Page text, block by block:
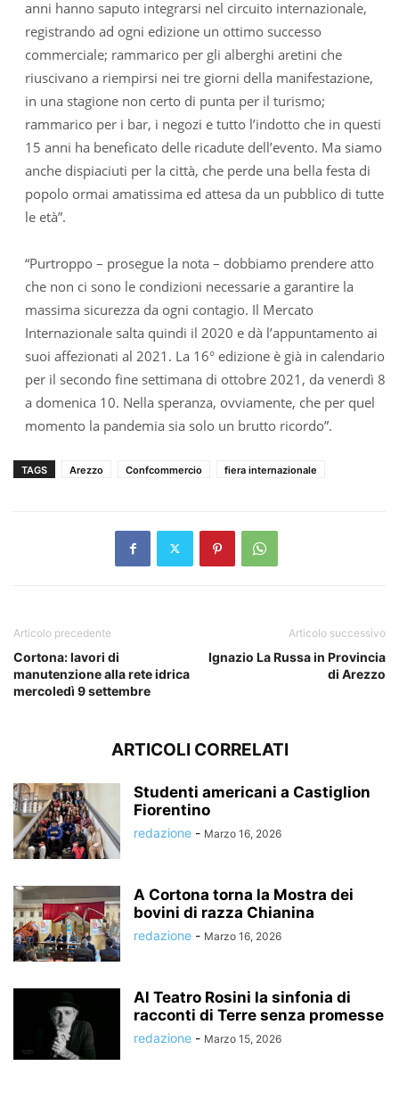
anni hanno saputo integrarsi nel circuito internazionale,
registrando ad ogni edizione un ottimo successo
commerciale; rammarico per gli alberghi aretini che
riuscivano a riempirsi nei tre giorni della manifestazione,
in una stagione non certo di punta per il turismo;
rammarico per i bar, i negozi e tutto l’indotto che in questi
15 anni ha beneficato delle ricadute dell’evento. Ma siamo
anche dispiaciuti per la città, che perde una bella festa di
popolo ormai amatissima ed attesa da un pubblico di tutte
le età”.
“Purtroppo – prosegue la nota – dobbiamo prendere atto
che non ci sono le condizioni necessarie a garantire la
massima sicurezza da ogni contagio. Il Mercato
Internazionale salta quindi il 2020 e dà l’appuntamento ai
suoi affezionati al 2021. La 16° edizione è già in calendario
per il secondo fine settimana di ottobre 2021, da venerdì 8
a domenica 10. Nella speranza, ovviamente, che per quel
momento la pandemia sia solo un brutto ricordo”.
TAGS Arezzo Confcommercio fiera internazionale
Articolo precedente
Cortona: lavori di
manutenzione alla rete idrica
mercoledì 9 settembre
Articolo successivo
Ignazio La Russa in Provincia
di Arezzo
ARTICOLI CORRELATI
Studenti americani a Castiglion
Fiorentino
redazione - Marzo 16, 2026
A Cortona torna la Mostra dei
bovini di razza Chianina
redazione - Marzo 16, 2026
Al Teatro Rosini la sinfonia di
racconti di Terre senza promesse
redazione - Marzo 15, 2026